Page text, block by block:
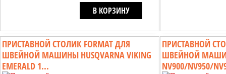
В КОРЗИНУ
ПРИСТАВНОЙ СТОЛИК FORMAT ДЛЯ
ШВЕЙНОЙ МАШИНЫ HUSQVARNA VIKING
EMERALD 1...
ПРИСТАВНОЙ
ШВЕЙНОЙ
NV900/NV950/